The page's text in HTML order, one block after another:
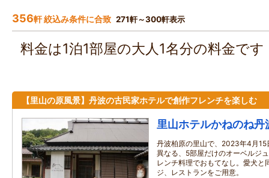
356軒 絞込み条件に合致 271軒～300軒表示
料金は1泊1部屋の大人1名分の料金で
【里山の原風景】丹波の古民家ホテルで創作フレンチを楽しむ
里山ホテルかねのね丹
丹波柏原の里山で、2023年4月15
異なる、5部屋だけのオーベルジ
レンチ料理でおもてなし。愛犬と
ジ、レストランをご用意。